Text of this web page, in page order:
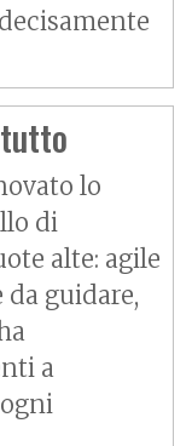
lo
di
alte: agile
guidare,
a